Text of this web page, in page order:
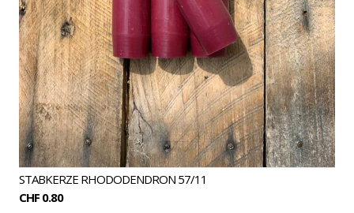
STABKERZE RHODODENDRON 57/11
CHF 0.80